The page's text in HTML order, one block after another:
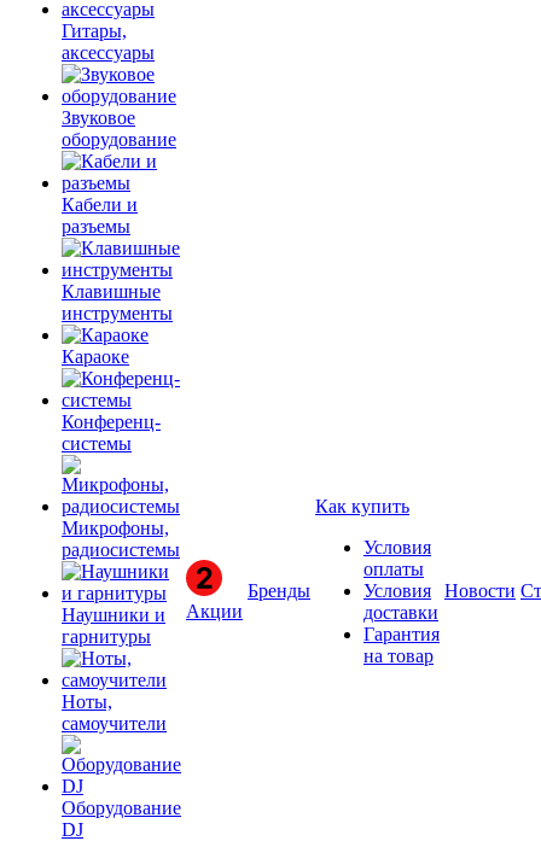
Гитары,
аксессуары
Звуковое
оборудование
Кабели и
разъемы
Клавишные
инструменты
Караоке
Конференц-
системы
Микрофоны,
радиосистемы
Наушники и
гарнитуры
Ноты,
самоучители
Оборудование
DJ
Акции
Бренды
Как купить
Условия
оплаты
Условия
доставки
Гарантия
на товар
Новости